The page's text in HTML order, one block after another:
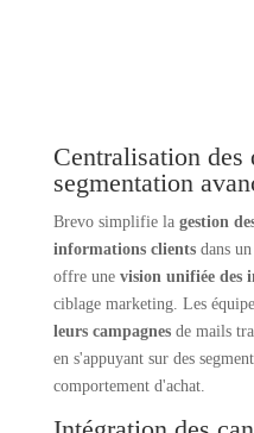
Centralisation des
segmentation
Brevo simplifie la gestion
informations clientsdans un
offre une vision unifiée des
ciblage marketing. Les
leurs campagnesde mails
en s'appuyant sur des
comportement d'achat.